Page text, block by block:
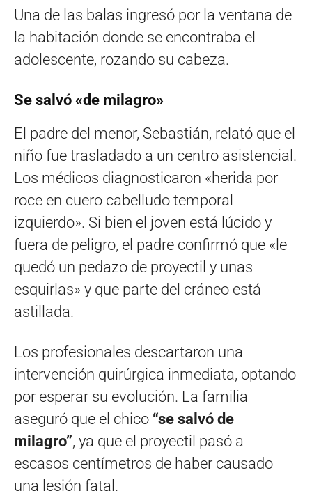
Una de las balas ingresó por la ventana de
la habitación donde se encontraba el
adolescente, rozando su cabeza.
Se salvó «de milagro»
El padre del menor, Sebastián, relató que el
niño fue trasladado a un centro asistencial.
Los médicos diagnosticaron «herida por
roce en cuero cabelludo temporal
izquierdo». Si bien el joven está lúcido y
fuera de peligro, el padre confirmó que «le
quedó un pedazo de proyectil y unas
esquirlas» y que parte del cráneo está
astillada.
Los profesionales descartaron una
intervención quirúrgica inmediata, optando
por esperar su evolución. La familia
aseguró que el chico “se salvó de
milagro”, ya que el proyectil pasó a
escasos centímetros de haber causado
una lesión fatal.